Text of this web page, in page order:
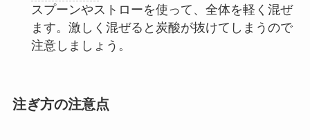
スプーンやストローを使って、全体を軽く混ぜ
ます。激しく混ぜると炭酸が抜けてしまうので
注意しましょう。
注ぎ方の注意点